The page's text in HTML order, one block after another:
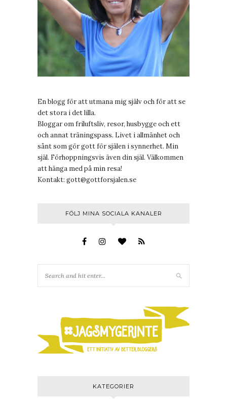
En blogg för att utmana mig själv och för att se
det stora i det lilla.
Bloggar om friluftsliv, resor, husbygge och ett
och annat träningspass. Livet i allmänhet och
sånt som gör gott för själen i synnerhet. Min
själ. Förhoppningsvis även din själ. Välkommen
att hänga med på min resa!
Kontakt: gott@gottforsjalen.se
FÖLJ MINA SOCIALA KANALER
KATEGORIER